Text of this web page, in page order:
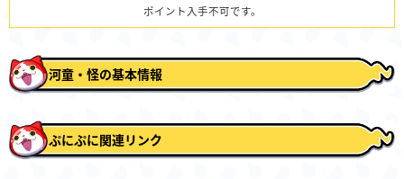
ポイント入手不可です。
河童・怪の基本情報
ぷにぷに関連リンク